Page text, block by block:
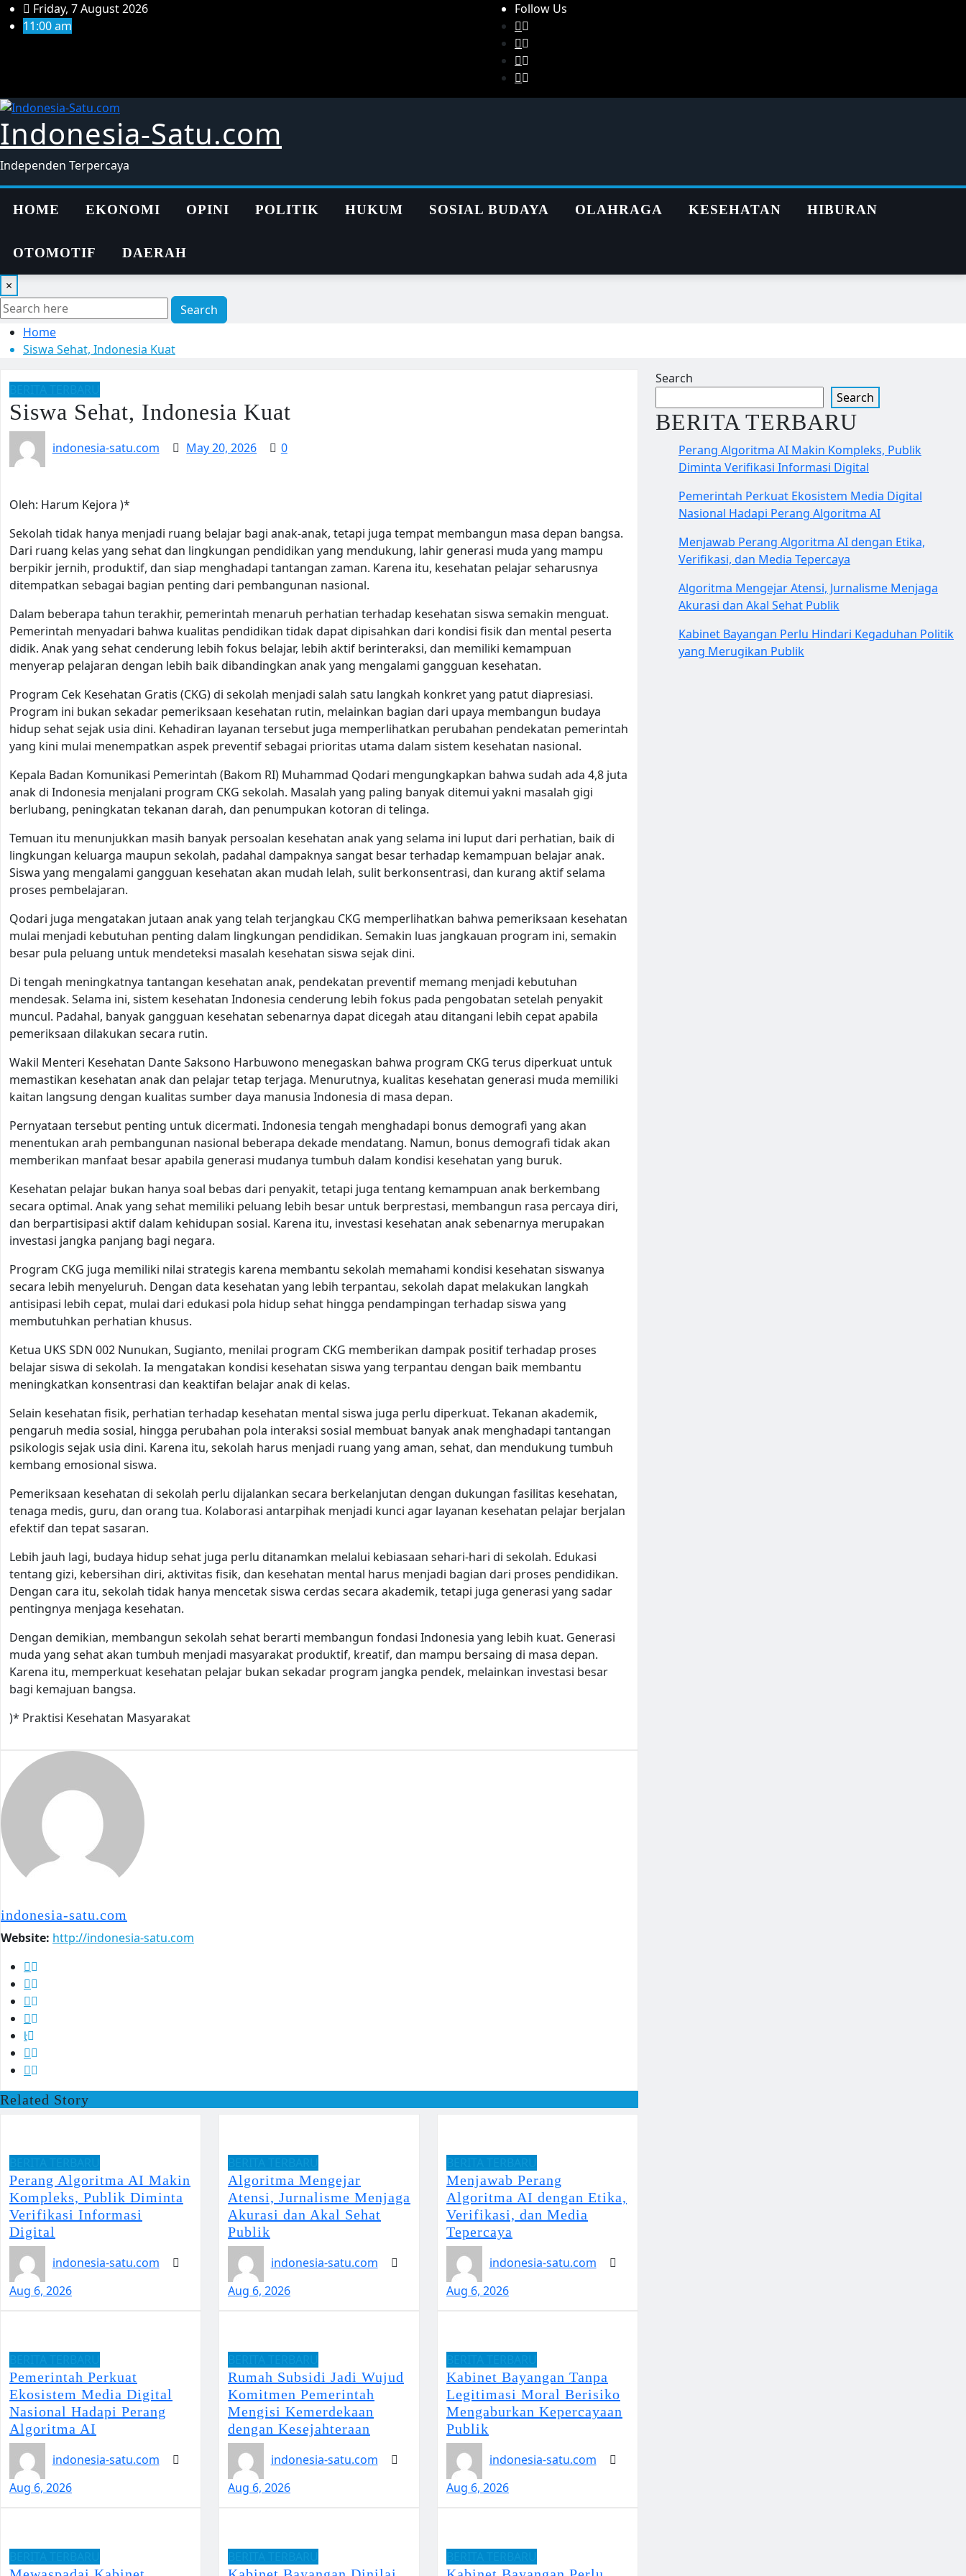
Skip
to
Friday, 7 August 2026
11:00 am
Follow Us
Indonesia-Satu.com
Independen Terpercaya
HOME EKONOMI OPINI POLITIK HUKUM SOSIAL BUDAYA OLAHRAGA KESEHATAN HIBURAN
OTOMOTIF DAERAH
×
Search
Home
Siswa Sehat, Indonesia Kuat
Siswa Sehat, Indonesia Kuat
indonesia-satu.com May 20, 2026 0
Oleh: Harum Kejora )*
Sekolah tidak hanya menjadi ruang belajar bagi anak-anak, tetapi juga tempat membangun masa depan bangsa.
Dari ruang kelas yang sehat dan lingkungan pendidikan yang mendukung, lahir generasi muda yang mampu
berpikir jernih, produktif, dan siap menghadapi tantangan zaman. Karena itu, kesehatan pelajar seharusnya
ditempatkan sebagai bagian penting dari pembangunan nasional.
Dalam beberapa tahun terakhir, pemerintah menaruh perhatian terhadap kesehatan siswa semakin menguat.
Pemerintah menyadari bahwa kualitas pendidikan tidak dapat dipisahkan dari kondisi fisik dan mental peserta
didik. Anak yang sehat cenderung lebih fokus belajar, lebih aktif berinteraksi, dan memiliki kemampuan
menyerap pelajaran dengan lebih baik dibandingkan anak yang mengalami gangguan kesehatan.
Program Cek Kesehatan Gratis (CKG) di sekolah menjadi salah satu langkah konkret yang patut diapresiasi.
Program ini bukan sekadar pemeriksaan kesehatan rutin, melainkan bagian dari upaya membangun budaya
hidup sehat sejak usia dini. Kehadiran layanan tersebut juga memperlihatkan perubahan pendekatan pemerintah
yang kini mulai menempatkan aspek preventif sebagai prioritas utama dalam sistem kesehatan nasional.
Kepala Badan Komunikasi Pemerintah (Bakom RI) Muhammad Qodari mengungkapkan bahwa sudah ada 4,8 juta
anak di Indonesia menjalani program CKG sekolah. Masalah yang paling banyak ditemui yakni masalah gigi
berlubang, peningkatan tekanan darah, dan penumpukan kotoran di telinga.
Temuan itu menunjukkan masih banyak persoalan kesehatan anak yang selama ini luput dari perhatian, baik di
lingkungan keluarga maupun sekolah, padahal dampaknya sangat besar terhadap kemampuan belajar anak.
Siswa yang mengalami gangguan kesehatan akan mudah lelah, sulit berkonsentrasi, dan kurang aktif selama
proses pembelajaran.
Qodari juga mengatakan jutaan anak yang telah terjangkau CKG memperlihatkan bahwa pemeriksaan kesehatan
mulai menjadi kebutuhan penting dalam lingkungan pendidikan. Semakin luas jangkauan program ini, semakin
besar pula peluang untuk mendeteksi masalah kesehatan siswa sejak dini.
Di tengah meningkatnya tantangan kesehatan anak, pendekatan preventif memang menjadi kebutuhan
mendesak. Selama ini, sistem kesehatan Indonesia cenderung lebih fokus pada pengobatan setelah penyakit
muncul. Padahal, banyak gangguan kesehatan sebenarnya dapat dicegah atau ditangani lebih cepat apabila
pemeriksaan dilakukan secara rutin.
Wakil Menteri Kesehatan Dante Saksono Harbuwono menegaskan bahwa program CKG terus diperkuat untuk
memastikan kesehatan anak dan pelajar tetap terjaga. Menurutnya, kualitas kesehatan generasi muda memiliki
kaitan langsung dengan kualitas sumber daya manusia Indonesia di masa depan.
Pernyataan tersebut penting untuk dicermati. Indonesia tengah menghadapi bonus demografi yang akan
menentukan arah pembangunan nasional beberapa dekade mendatang. Namun, bonus demografi tidak akan
memberikan manfaat besar apabila generasi mudanya tumbuh dalam kondisi kesehatan yang buruk.
Kesehatan pelajar bukan hanya soal bebas dari penyakit, tetapi juga tentang kemampuan anak berkembang
secara optimal. Anak yang sehat memiliki peluang lebih besar untuk berprestasi, membangun rasa percaya diri,
dan berpartisipasi aktif dalam kehidupan sosial. Karena itu, investasi kesehatan anak sebenarnya merupakan
investasi jangka panjang bagi negara.
Program CKG juga memiliki nilai strategis karena membantu sekolah memahami kondisi kesehatan siswanya
secara lebih menyeluruh. Dengan data kesehatan yang lebih terpantau, sekolah dapat melakukan langkah
antisipasi lebih cepat, mulai dari edukasi pola hidup sehat hingga pendampingan terhadap siswa yang
membutuhkan perhatian khusus.
Ketua UKS SDN 002 Nunukan, Sugianto, menilai program CKG memberikan dampak positif terhadap proses
belajar siswa di sekolah. Ia mengatakan kondisi kesehatan siswa yang terpantau dengan baik membantu
meningkatkan konsentrasi dan keaktifan belajar anak di kelas.
Selain kesehatan fisik, perhatian terhadap kesehatan mental siswa juga perlu diperkuat. Tekanan akademik,
pengaruh media sosial, hingga perubahan pola interaksi sosial membuat banyak anak menghadapi tantangan
psikologis sejak usia dini. Karena itu, sekolah harus menjadi ruang yang aman, sehat, dan mendukung tumbuh
kembang emosional siswa.
Pemeriksaan kesehatan di sekolah perlu dijalankan secara berkelanjutan dengan dukungan fasilitas kesehatan,
tenaga medis, guru, dan orang tua. Kolaborasi antarpihak menjadi kunci agar layanan kesehatan pelajar berjalan
efektif dan tepat sasaran.
Lebih jauh lagi, budaya hidup sehat juga perlu ditanamkan melalui kebiasaan sehari-hari di sekolah. Edukasi
tentang gizi, kebersihan diri, aktivitas fisik, dan kesehatan mental harus menjadi bagian dari proses pendidikan.
Dengan cara itu, sekolah tidak hanya mencetak siswa cerdas secara akademik, tetapi juga generasi yang sadar
pentingnya menjaga kesehatan.
Dengan demikian, membangun sekolah sehat berarti membangun fondasi Indonesia yang lebih kuat. Generasi
muda yang sehat akan tumbuh menjadi masyarakat produktif, kreatif, dan mampu bersaing di masa depan.
Karena itu, memperkuat kesehatan pelajar bukan sekadar program jangka pendek, melainkan investasi besar
bagi kemajuan bangsa.
)* Praktisi Kesehatan Masyarakat
indonesia-satu.com
Website: http://indonesia-satu.com
Related Story
Perang Algoritma AI Makin
Kompleks, Publik Diminta
Verifikasi Informasi
Digital
indonesia-satu.com
Aug 6, 2026
Algoritma Mengejar
Atensi, Jurnalisme Menjaga
Akurasi dan Akal Sehat
Publik
indonesia-satu.com
Aug 6, 2026
Menjawab Perang
Algoritma AI dengan Etika,
Verifikasi, dan Media
Tepercaya
indonesia-satu.com
Aug 6, 2026
Pemerintah Perkuat
Ekosistem Media Digital
Nasional Hadapi Perang
Algoritma AI
indonesia-satu.com
Aug 6, 2026
Rumah Subsidi Jadi Wujud
Komitmen Pemerintah
Mengisi Kemerdekaan
dengan Kesejahteraan
indonesia-satu.com
Aug 6, 2026
Kabinet Bayangan Tanpa
Legitimasi Moral Berisiko
Mengaburkan Kepercayaan
Publik
indonesia-satu.com
Aug 6, 2026
Search
Search
BERITA TERBARU
Perang Algoritma AI Makin Kompleks, Publik
Diminta Verifikasi Informasi Digital
Pemerintah Perkuat Ekosistem Media Digital
Nasional Hadapi Perang Algoritma AI
Menjawab Perang Algoritma AI dengan Etika,
Verifikasi, dan Media Tepercaya
Algoritma Mengejar Atensi, Jurnalisme Menjaga
Akurasi dan Akal Sehat Publik
Kabinet Bayangan Perlu Hindari Kegaduhan Politik
yang Merugikan Publik